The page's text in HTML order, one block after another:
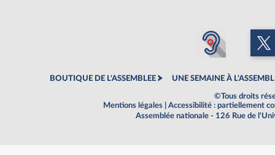
BOUTIQUE DE L'ASSEMBLEE UNE SEMAINE À
©Tous droits
Mentions légales
Accessibilité : partiellement
Assemblée nationale - 126 Rue de